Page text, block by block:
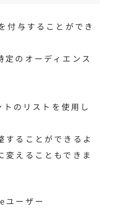
付与することができ
定のオーディエンス
のリストを使用し
することができるよ
変えることもできま
ーザー